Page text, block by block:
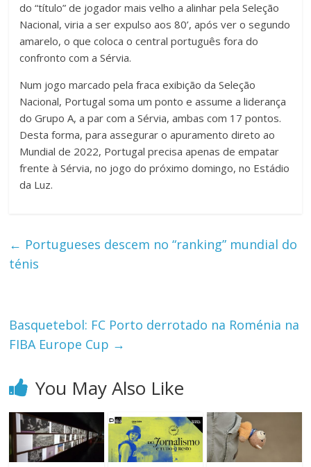
do “título” de jogador mais velho a alinhar pela Seleção
Nacional, viria a ser expulso aos 80’, após ver o segundo
amarelo, o que coloca o central português fora do
confronto com a Sérvia.
Num jogo marcado pela fraca exibição da Seleção
Nacional, Portugal soma um ponto e assume a liderança
do Grupo A, a par com a Sérvia, ambas com 17 pontos.
Desta forma, para assegurar o apuramento direto ao
Mundial de 2022, Portugal precisa apenas de empatar
frente à Sérvia, no jogo do próximo domingo, no Estádio
da Luz.
← Portugueses descem no “ranking” mundial do
ténis
Basquetebol: FC Porto derrotado na Roménia na
FIBA Europe Cup →
You May Also Like